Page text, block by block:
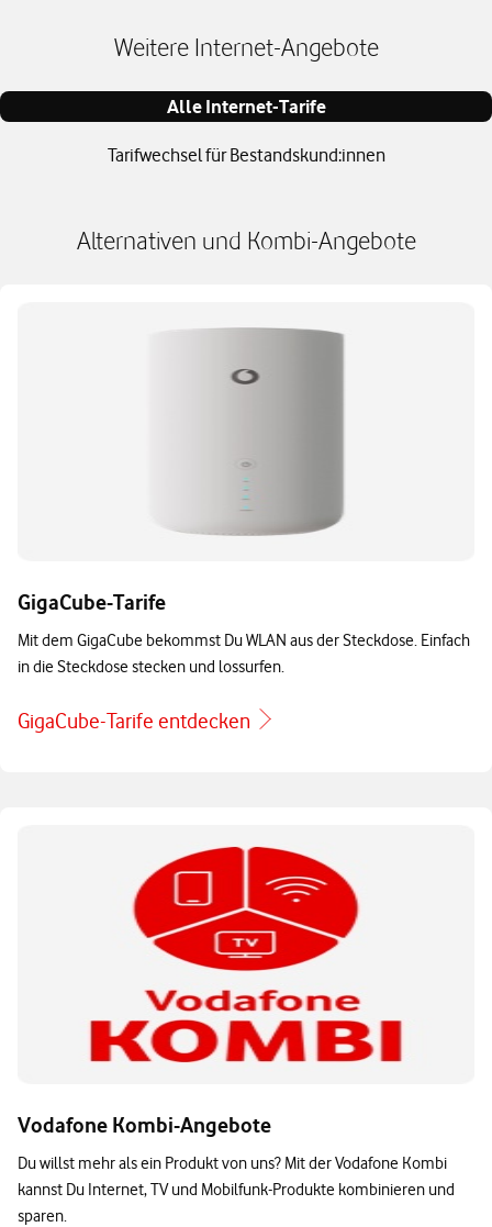
Weitere Internet-Angebote
Alle Internet-Tarife
Tarifwechsel für Bestandskund:innen
Alternativen und Kombi-Angebote
GigaCube-Tarife
Mit dem GigaCube bekommst Du WLAN aus der Steckdose. Einfach
in die Steckdose stecken und lossurfen.
GigaCube-Tarife entdecken
Vodafone Kombi-Angebote
Du willst mehr als ein Produkt von uns? Mit der Vodafone Kombi
kannst Du Internet, TV und Mobilfunk-Produkte kombinieren und
sparen.